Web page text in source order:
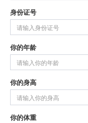
身份证号
你的年龄
你的身高
你的体重